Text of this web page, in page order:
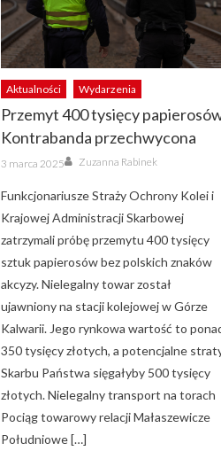
Aktualności Wydarzenia
Przemyt 400 tysięcy
Kontrabanda przechwycona
Posted
on
3 marca 2025 Author
Zuzanna Rabinek
Funkcjonariusze Straży Ochrony Kolei i
Krajowej Administracji Skarbowej
zatrzymali próbę przemytu 400 tysięcy
sztuk papierosów bez polskich znaków
akcyzy. Nielegalny towar został
ujawniony na stacji kolejowej w Górze
Kalwarii. Jego rynkowa wartość to
350 tysięcy złotych, a potencjalne
Skarbu Państwa sięgałyby 500 tysięcy
złotych. Nielegalny transport na torach
Pociąg towarowy relacji Małaszewicze
Południowe […]